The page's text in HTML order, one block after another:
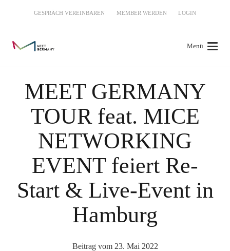
GESPRÄCH VEREINBAREN MEMBER WERDEN LOGIN
Menü
MEET GERMANY
TOUR feat. MICE
NETWORKING
EVENT feiert Re-
Start & Live-Event in
Hamburg
Beitrag vom 23. Mai 2022